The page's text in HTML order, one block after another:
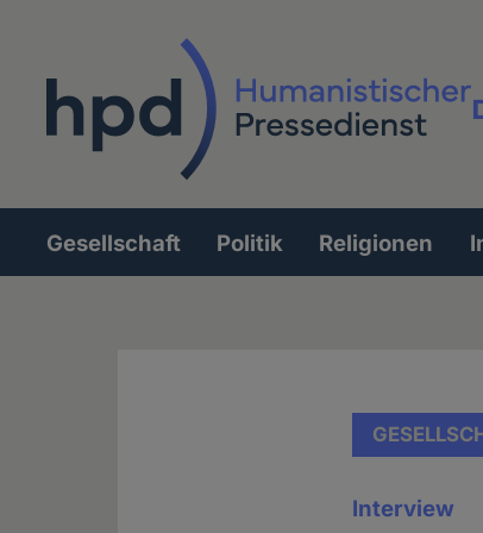
Hauptnavigation
Gesellschaft Politik Religionen
Interview